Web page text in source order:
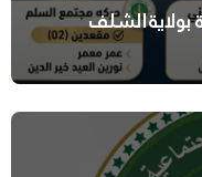
بولاية الشلف